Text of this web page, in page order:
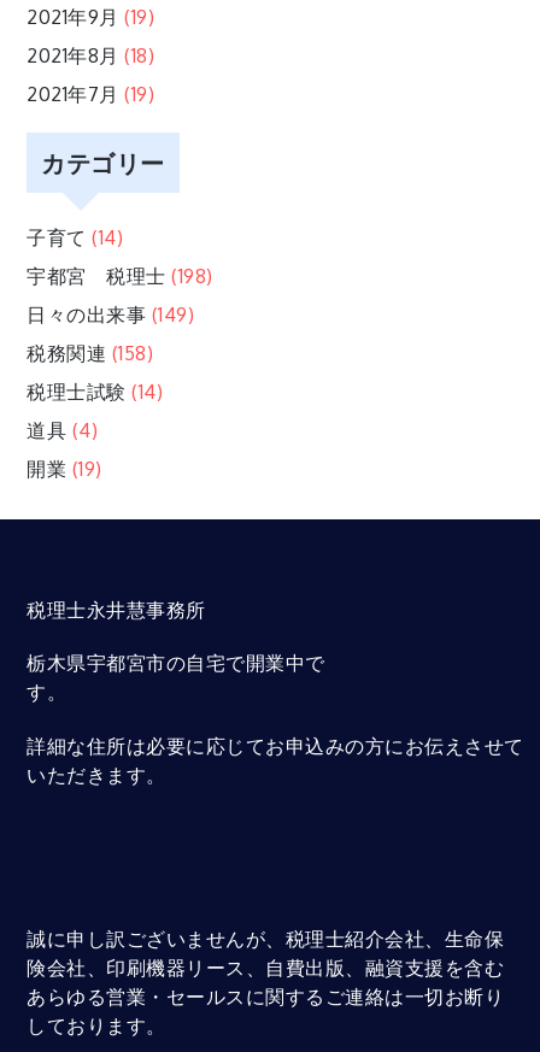
2021年9月 (19)
2021年8月 (18)
2021年7月 (19)
カテゴリー
子育て (14)
宇都宮 税理士 (198)
日々の出来事 (149)
税務関連 (158)
税理士試験 (14)
道具 (4)
開業 (19)
税理士永井慧事務所
栃木県宇都宮市の自宅で開業中で
す。
詳細な住所は必要に応じてお申込みの方にお伝えさせて
いただきます。
誠に申し訳ございませんが、税理士紹介会社、生命保
険会社、印刷機器リース、自費出版、融資支援を含む
あらゆる営業・セールスに関するご連絡は一切お断り
しております。